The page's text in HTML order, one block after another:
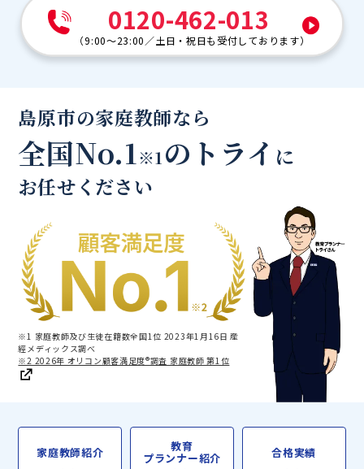
0120-462-013
（9:00～23:00／土日・祝日も受付しております）
島原市の家庭教師なら
全国No.1※1のトライ に
お任せください
※1 家庭教師及び生徒在籍数全国1位 2023年1月16日 産
經メディックス調べ
※2 2026年 オリコン顧客満足度®調査 家庭教師 第1位
家庭教師紹介 教育
プランナー紹介 合格実績